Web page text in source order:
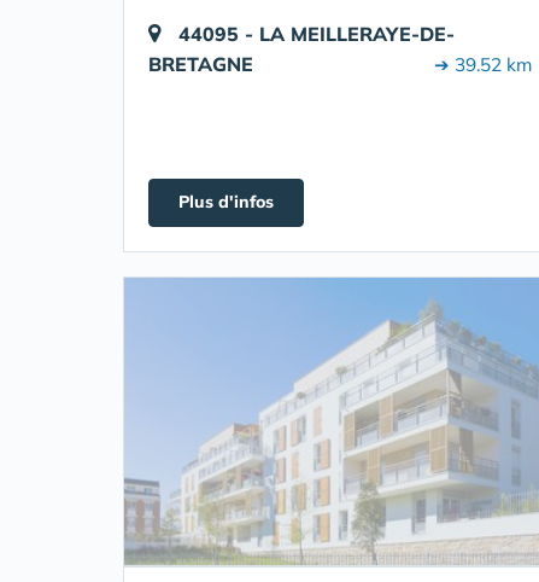
44095 - LA MEILLERAYE-DE-
BRETAGNE
➔ 39.52 km
Plus d'infos